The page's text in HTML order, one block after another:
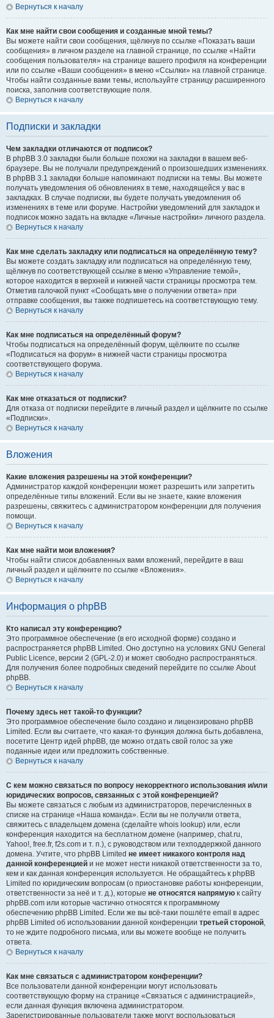
Вернуться к началу
Как мне найти свои сообщения и созданные мной темы?
Вы можете найти свои сообщения, щёлкнув по ссылке «Показать ваши
сообщения» в личном разделе на главной странице, по ссылке «Найти
сообщения пользователя» на странице вашего профиля на конференции
или по ссылке «Ваши сообщения» в меню «Ссылки» на главной странице.
Чтобы найти созданные вами темы, используйте страницу расширенного
поиска, заполнив соответствующие поля.
Вернуться к началу
Подписки и закладки
Чем закладки отличаются от подписок?
В phpBB 3.0 закладки были больше похожи на закладки в вашем веб-
браузере. Вы не получали предупреждений о произошедших изменениях.
В phpBB 3.1 закладки больше напоминают подписки на темы. Вы можете
получать уведомления об обновлениях в теме, находящейся у вас в
закладках. В случае подписки, вы будете получать уведомления об
изменениях в теме или форуме. Настройки уведомлений для закладок и
подписок можно задать на вкладке «Личные настройки» личного раздела.
Вернуться к началу
Как мне сделать закладку или подписаться на определённую тему?
Вы можете создать закладку или подписаться на определённую тему,
щёлкнув по соответствующей ссылке в меню «Управление темой»,
которое находится в верхней и нижней части страницы просмотра тем.
Отметив галочкой пункт «Сообщать мне о получении ответа» при
отправке сообщения, вы также подпишетесь на соответствующую тему.
Вернуться к началу
Как мне подписаться на определённый форум?
Чтобы подписаться на определённый форум, щёлкните по ссылке
«Подписаться на форум» в нижней части страницы просмотра
соответствующего форума.
Вернуться к началу
Как мне отказаться от подписки?
Для отказа от подписки перейдите в личный раздел и щёлкните по ссылке
«Подписки».
Вернуться к началу
Вложения
Какие вложения разрешены на этой конференции?
Администратор каждой конференции может разрешить или запретить
определённые типы вложений. Если вы не знаете, какие вложения
разрешены, свяжитесь с администратором конференции для получения
помощи.
Вернуться к началу
Как мне найти мои вложения?
Чтобы найти список добавленных вами вложений, перейдите в ваш
личный раздел и щёлкните по ссылке «Вложения».
Вернуться к началу
Информация о phpBB
Кто написал эту конференцию?
Это программное обеспечение (в его исходной форме) создано и
распространяется phpBB Limited. Оно доступно на условиях GNU General
Public Licence, версии 2 (GPL-2.0) и может свободно распространяться.
Для получения более подробных сведений перейдите по ссылке About
phpBB.
Вернуться к началу
Почему здесь нет такой-то функции?
Это программное обеспечение было создано и лицензировано phpBB
Limited. Если вы считаете, что какая-то функция должна быть добавлена,
посетите Центр идей phpBB, где можно отдать свой голос за уже
поданные идеи или предложить собственные.
Вернуться к началу
С кем можно связаться по вопросу некорректного использования и/или
юридических вопросов, связанных с этой конференцией?
Вы можете связаться с любым из администраторов, перечисленных в
списке на странице «Наша команда». Если вы не получили ответа,
свяжитесь с владельцем домена (сделайте whois lookup) или, если
конференция находится на бесплатном домене (например, chat.ru,
Yahoo!, free.fr, f2s.com и т. п.), с руководством или техподдержкой данного
домена. Учтите, что phpBB Limited не имеет никакого контроля над
данной конференцией и не может нести никакой ответственности за то,
кем и как данная конференция используется. Не обращайтесь к phpBB
Limited по юридическим вопросам (о приостановке работы конференции,
ответственности за неё и т. д.), которые не относятся напрямую к сайту
phpBB.com или которые частично относятся к программному
обеспечению phpBB Limited. Если же вы всё-таки пошлёте email в адрес
phpBB Limited об использовании данной конференции третьей стороной,
то не ждите подробного письма, или вы можете вообще не получить
ответа.
Вернуться к началу
Как мне связаться с администратором конференции?
Все пользователи данной конференции могут использовать
соответствующую форму на странице «Связаться с администрацией»,
если данная функция включена администратором.
Зарегистрированные пользователи также могут воспользоваться